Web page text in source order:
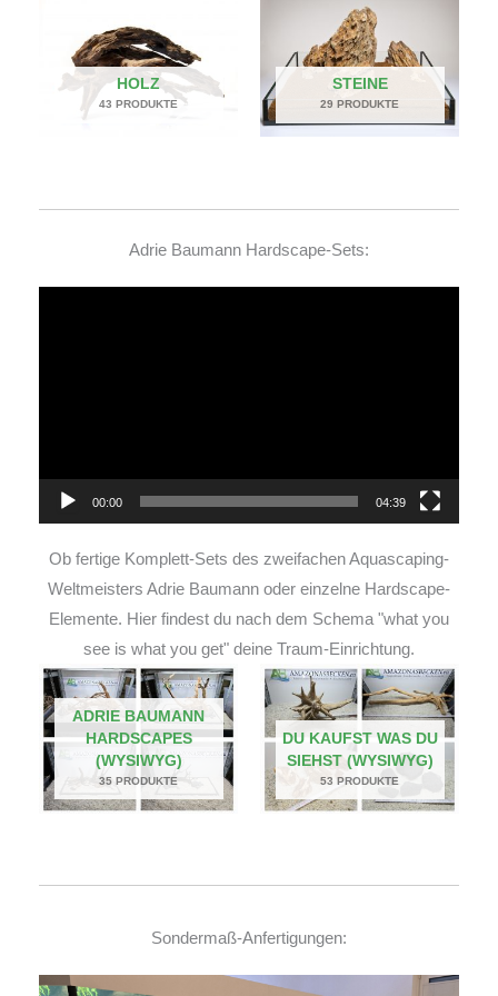
HOLZ
43 PRODUKTE
STEINE
29 PRODUKTE
Adrie Baumann Hardscape-Sets:
00:00 04:39
Ob fertige Komplett-Sets des zweifachen Aquascaping-
Weltmeisters Adrie Baumann oder einzelne Hardscape-
Elemente. Hier findest du nach dem Schema "what you
see is what you get" deine Traum-Einrichtung.
ADRIE BAUMANN
HARDSCAPES
(WYSIWYG)
35 PRODUKTE
DU KAUFST WAS DU
SIEHST (WYSIWYG)
53 PRODUKTE
Sondermaß-Anfertigungen: